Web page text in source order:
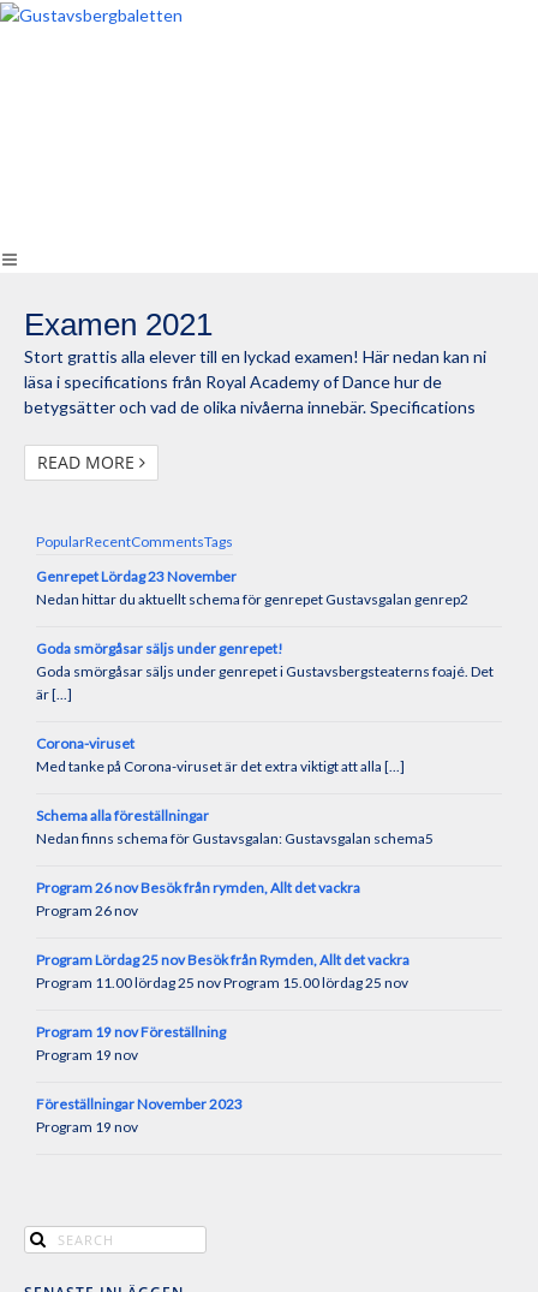
Examen 2021
Stort grattis alla elever till en lyckad examen! Här nedan kan ni
läsa i specifications från Royal Academy of Dance hur de
betygsätter och vad de olika nivåerna innebär. Specifications
READ MORE
PopularRecentCommentsTags
Genrepet Lördag 23 November
Nedan hittar du aktuellt schema för genrepet Gustavsgalan genrep2
Goda smörgåsar säljs under genrepet!
Goda smörgåsar säljs under genrepet i Gustavsbergsteaterns foajé. Det
är [...]
Corona-viruset
Med tanke på Corona-viruset är det extra viktigt att alla [...]
Schema alla föreställningar
Nedan finns schema för Gustavsgalan: Gustavsgalan schema5
Program 26 nov Besök från rymden, Allt det vackra
Program 26 nov
Program Lördag 25 nov Besök från Rymden, Allt det vackra
Program 11.00 lördag 25 nov Program 15.00 lördag 25 nov
Program 19 nov Föreställning
Program 19 nov
Föreställningar November 2023
Program 19 nov